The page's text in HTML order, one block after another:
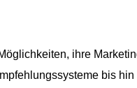
ihre
bis